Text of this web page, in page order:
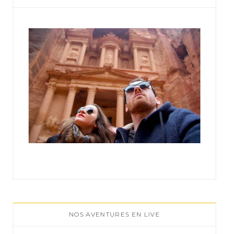
:
NOS AVENTURES EN LIVE